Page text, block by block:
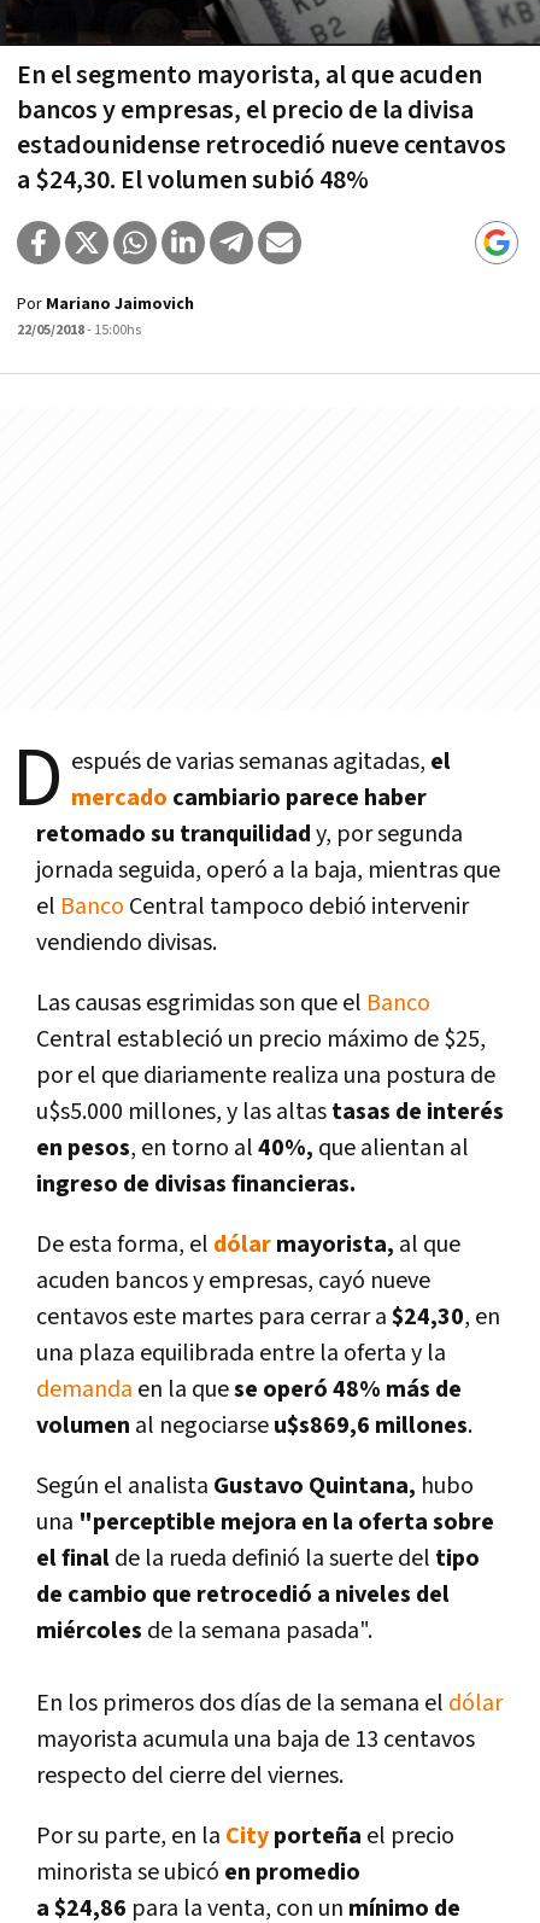
En el segmento mayorista, al que acuden
bancos y empresas, el precio de la divisa
estadounidense retrocedió nueve centavos
a $24,30. El volumen subió 48%
Por Mariano Jaimovich
22/05/2018- 15:00hs
D espués de varias semanas agitadas, el
mercado cambiario parece haber
retomado su tranquilidady, por segunda
jornada seguida, operó a la baja, mientras que
el Banco Central tampoco debió intervenir
vendiendo divisas.
Las causas esgrimidas son que el Banco
Central estableció un precio máximo de $25,
por el que diariamente realiza una postura de
u$s5.000 millones, y las altastasas de interés
en pesos, en torno al40%, que alientan al
ingreso de divisas financieras.
De esta forma, el dólarmayorista, al que
acuden bancos y empresas, cayó nueve
centavos este martes para cerrar a$24,30, en
una plaza equilibrada entre la oferta y la
demanda en la quese operó 48% más de
volumen al negociarseu$s869,6 millones.
Según el analista Gustavo Quintana, hubo
una "perceptible mejora en la oferta sobre
el finalde la rueda definió la suerte del tipo
de cambio que retrocedió a niveles del
miércoles de la semana pasada".
En los primeros dos dí­as de la semana el dólar
mayorista acumula una baja de 13 centavos
respecto del cierre del viernes.
Por su parte, en la Cityporteña el precio
minorista se ubicó en promedio
a$24,86 para la venta, con un mí­nimo de